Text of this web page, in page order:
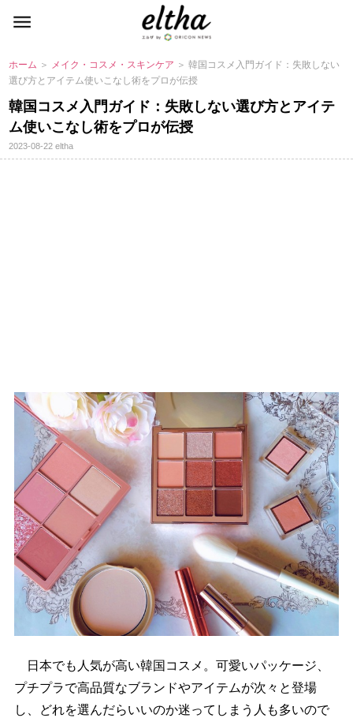
ホーム ＞ メイク・コスメ・スキンケア ＞ 韓国コスメ入門ガイド：失敗しない
選び方とアイテム使いこなし術をプロが伝授
韓国コスメ入門ガイド：失敗しない選び方とアイテ
ム使いこなし術をプロが伝授
2023-08-22eltha
日本でも人気が高い韓国コスメ。可愛いパッケージ、
プチプラで高品質なブランドやアイテムが次々と登場
し、どれを選んだらいいのか迷ってしまう人も多いので